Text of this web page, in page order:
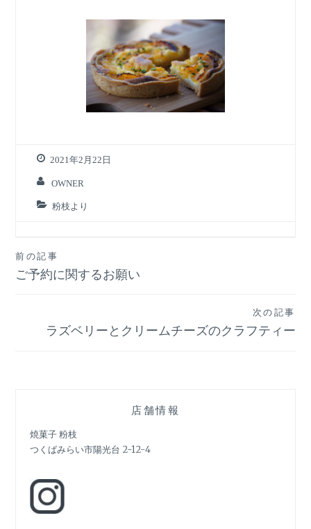
2021年2月22日
OWNER
粉枝より
投
稿
ョ
ン
前の記事
ご予約に関するお願い
次の記事
ラズベリーとクリームチーズのクラフティー
店舗情報
焼菓子 粉枝
つくばみらい市陽光台 2-12-4